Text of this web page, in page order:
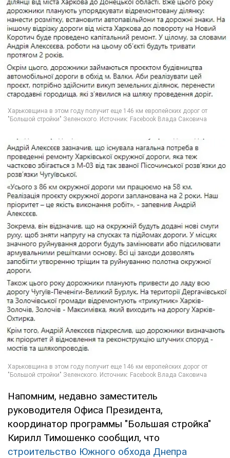
Напомним, недавно заместитель
руководителя Офиса Президента,
координатор программы "Большая стройка"
Кирилл Тимошенко сообщил, что
строительство Южного обхода Днепра